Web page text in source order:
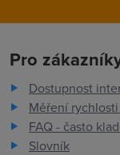
Pro
Dostupnost
Měření
FAQ - často
Slovník